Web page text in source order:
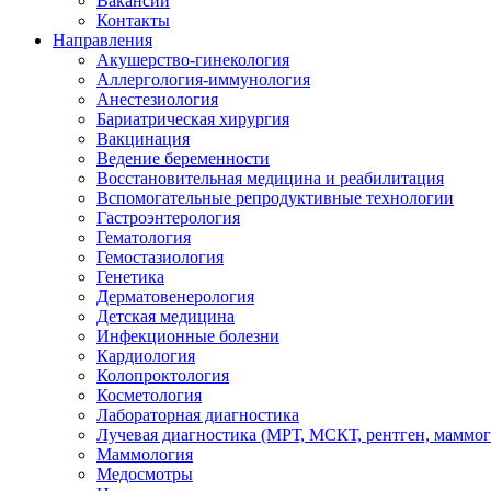
Контакты
Направления
Акушерство-гинекология
Аллергология-иммунология
Анестезиология
Бариатрическая хирургия
Вакцинация
Ведение беременности
Восстановительная медицина и реабилитация
Вспомогательные репродуктивные технологии
Гастроэнтерология
Гематология
Гемостазиология
Генетика
Дерматовенерология
Детская медицина
Инфекционные болезни
Кардиология
Колопроктология
Косметология
Лабораторная диагностика
Лучевая диагностика (МРТ, МСКТ, рентген,
Маммология
Медосмотры